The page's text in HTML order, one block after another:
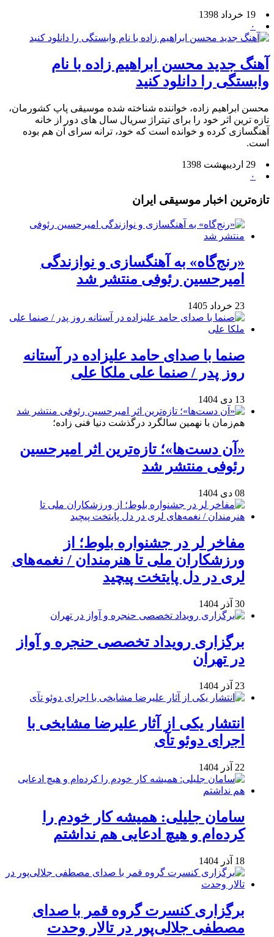
19 خرداد 1398
۰
آهنگ جدید محسن ابراهیم زاده با نام
وابستگی را دانلود کنید
محسن ابراهیم زاده، خواننده شناخته شده موسیقی پاپ کشورمان،
تازه ترین اثر خود را برای تیتراژ سریال سال های دور از خانه
آهنگسازی کرده و خوانده است که خود، ترانه سرای آن هم بوده
است.
29 اردیبهشت 1398
۰
تازه‌ترین اخبار موسیقی ایران
«رنج‌گاه» به آهنگسازی و نوازندگی
امیرحسین رئوفی منتشر شد
23 خرداد 1405
صنما با صدای حامد علیزاده در آستانه
روز پدر / صنما علی ملکا علی
13 دی 1404
هم‌زمان با نهمین سالگرد درگذشت دنیا فنی زاده؛
«آن دست‌ها»؛ تازه‌ترین اثر امیرحسین
رئوفی منتشر شد
08 دی 1404
مفاخر لر در جشنواره بلوط؛ از
ورزشکاران ملی تا هنرمندان / نغمه‌های
لری در دل پایتخت پیچید
30 آذر 1404
برگزاری رویداد تخصصی حنجره و آواز
در تهران
23 آذر 1404
انتشار یکی از آثار علیرضا مشایخی با
اجرای دوئو تآی
22 آذر 1404
سامان جلیلی: همیشه کار خودم را
کرده‌ام و هیچ ادعایی هم نداشتم
18 آذر 1404
برگزاری کنسرت گروه قمر با صدای
مصطفی جلالی‌پور در تالار وحدت